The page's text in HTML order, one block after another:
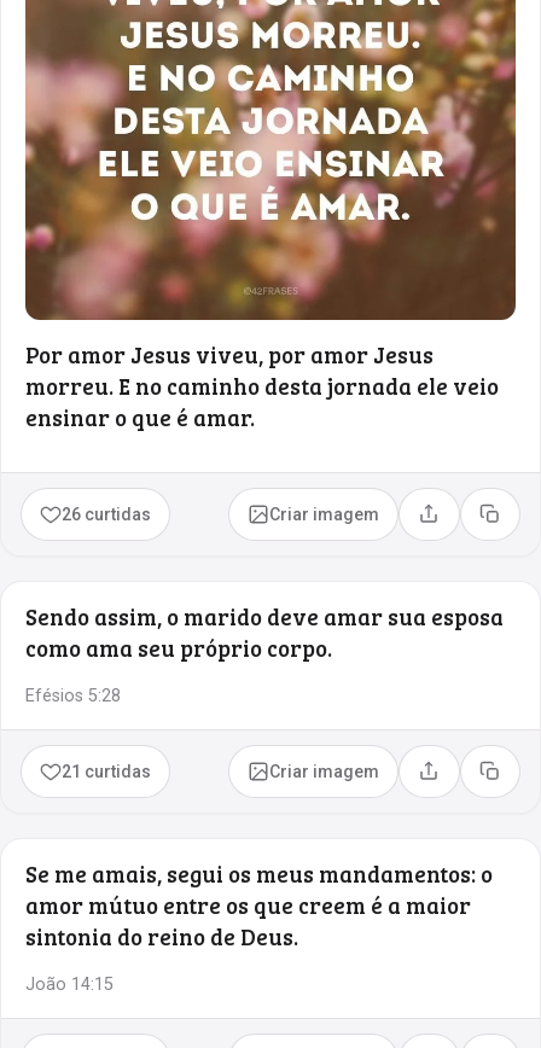
Por amor Jesus viveu, por amor Jesus
morreu. E no caminho desta jornada ele veio
ensinar o que é amar.
26 curtidas Criar imagem Compartilhar
Copiar
Sendo assim, o marido deve amar sua esposa
como ama seu próprio corpo.
Efésios 5:28
21 curtidas Criar imagem Compartilhar
Copiar
Se me amais, segui os meus mandamentos: o
amor mútuo entre os que creem é a maior
sintonia do reino de Deus.
João 14:15